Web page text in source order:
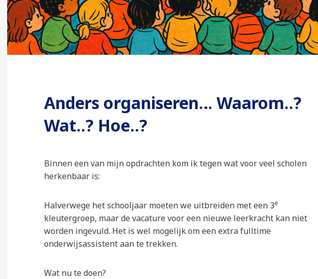
Anders organiseren… Waarom..?
Wat..? Hoe..?
Binnen een van mijn opdrachten kom ik tegen wat voor veel scholen
herkenbaar is:
Halverwege het schooljaar moeten we uitbreiden met een 3e
kleutergroep, maar de vacature voor een nieuwe leerkracht kan niet
worden ingevuld. Het is wel mogelijk om een extra fulltime
onderwijsassistent aan te trekken.
Wat nu te doen?